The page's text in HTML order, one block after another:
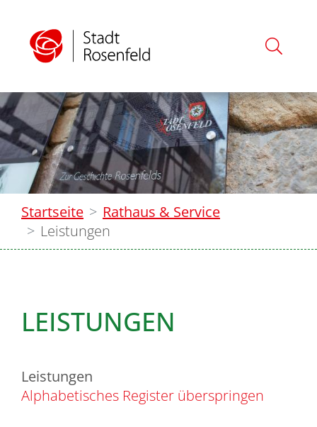
Startseite
Rathaus & Service
Leistungen
LEISTUNGEN
Leistungen
Alphabetisches Register überspringen